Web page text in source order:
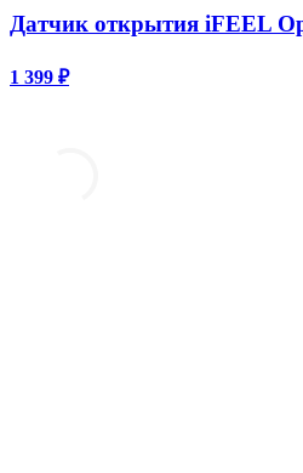
Датчик открытия iFEEL
1 399 ₽